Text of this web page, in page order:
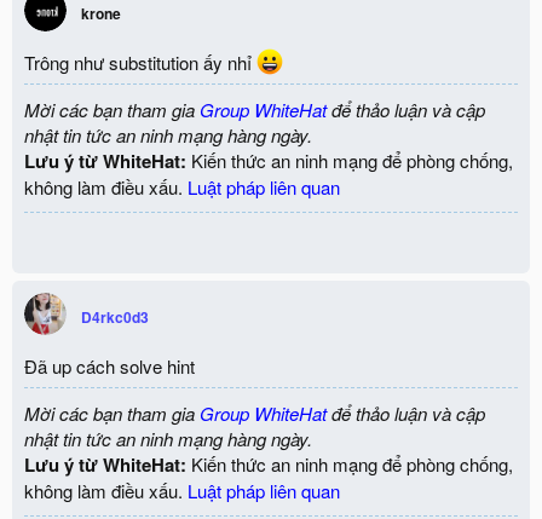
krone
Trông như substitution ấy nhỉ
Mời các bạn tham gia Group WhiteHatđể thảo luận và cập
nhật tin tức an ninh mạng hàng ngày.
Lưu ý từ WhiteHat: Kiến thức an ninh mạng để phòng chống,
không làm điều xấu. Luật pháp liên quan
D4rkc0d3
Đã up cách solve hint
Mời các bạn tham gia Group WhiteHatđể thảo luận và cập
nhật tin tức an ninh mạng hàng ngày.
Lưu ý từ WhiteHat: Kiến thức an ninh mạng để phòng chống,
không làm điều xấu. Luật pháp liên quan